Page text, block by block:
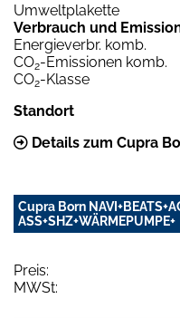
Umweltplakette
Verbrauch und
Energieverbr. komb.
CO2-Emissionen komb.
CO2-Klasse
Standort
Details zum Cupra
Cupra Born
ASS+SHZ+WÄRMEPUMPE+
Preis:
MWSt: